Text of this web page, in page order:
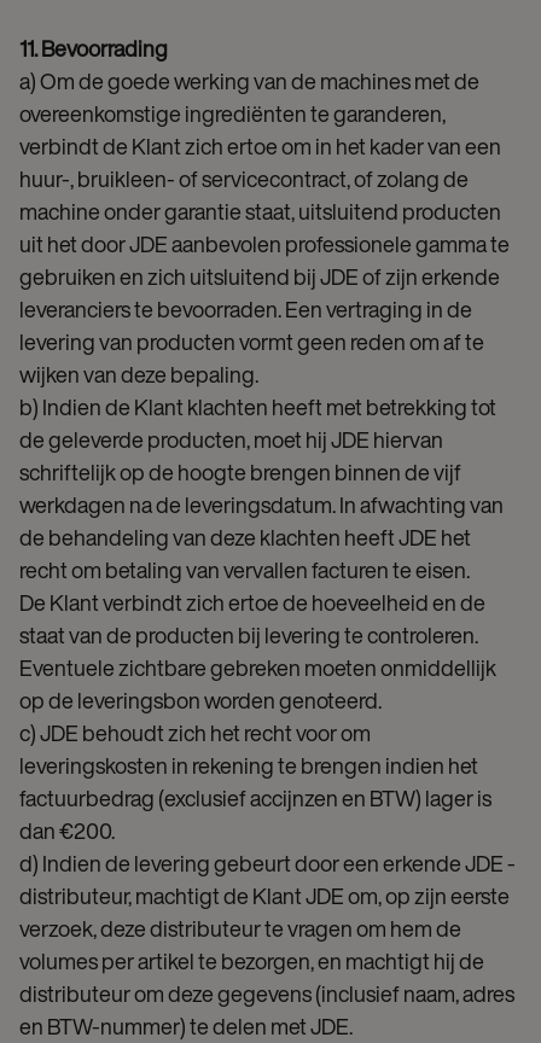
11. Bevoorrading
a) Om de goede werking van de machines met de
overeenkomstige ingrediënten te garanderen,
verbindt de Klant zich ertoe om in het kader van een
huur-, bruikleen- of servicecontract, of zolang de
machine onder garantie staat, uitsluitend producten
uit het door JDE aanbevolen professionele gamma te
gebruiken en zich uitsluitend bij JDE of zijn erkende
leveranciers te bevoorraden. Een vertraging in de
levering van producten vormt geen reden om af te
wijken van deze bepaling.
b) Indien de Klant klachten heeft met betrekking tot
de geleverde producten, moet hij JDE hiervan
schriftelijk op de hoogte brengen binnen de vijf
werkdagen na de leveringsdatum. In afwachting van
de behandeling van deze klachten heeft JDE het
recht om betaling van vervallen facturen te eisen.
De Klant verbindt zich ertoe de hoeveelheid en de
staat van de producten bij levering te controleren.
Eventuele zichtbare gebreken moeten onmiddellijk
op de leveringsbon worden genoteerd.
c) JDE behoudt zich het recht voor om
leveringskosten in rekening te brengen indien het
factuurbedrag (exclusief accijnzen en BTW) lager is
dan €200.
d) Indien de levering gebeurt door een erkende JDE -
distributeur, machtigt de Klant JDE om, op zijn eerste
verzoek, deze distributeur te vragen om hem de
volumes per artikel te bezorgen, en machtigt hij de
distributeur om deze gegevens (inclusief naam, adres
en BTW-nummer) te delen met JDE.